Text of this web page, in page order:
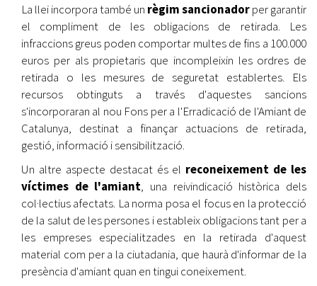
La llei incorpora també un règim sancionadorper garantir
el compliment de les obligacions de retirada. Les
infraccions greus poden comportar multes de fins a 100.000
euros per als propietaris que incompleixin les ordres de
retirada o les mesures de seguretat establertes. Els
recursos obtinguts a través d'aquestes sancions
s'incorporaran al nou Fons per a l'Erradicació de l'Amiant de
Catalunya, destinat a finançar actuacions de retirada,
gestió, informació i sensibilització.
Un altre aspecte destacat és el reconeixement de les
víctimes de l'amiant, una reivindicació històrica dels
col·lectius afectats. La norma posa el focus en la protecció
de la salut de les persones i estableix obligacions tant per a
les empreses especialitzades en la retirada d'aquest
material com per a la ciutadania, que haurà d'informar de la
presència d'amiant quan en tingui coneixement.